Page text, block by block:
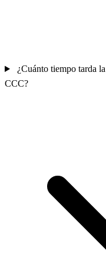
¿Cuánto tiempo tarda
CCC?